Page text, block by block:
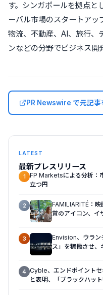
す。シンガポールを拠点と
ーバル市場のスタートアッ
物流、不動産、AI、旅行、
ンなどの分野でビジネス開
PR Newswire で元記事
LATEST
最新プレスリリース
1
FP Marketsによる分析：
立つ円
2
FAMILIARITÉ：
賞のアイコン、イ
3
Envision、ウラン
ス」を稼働させ、
4 Cyble、エンドポイント
と表明、「ブラックハッ